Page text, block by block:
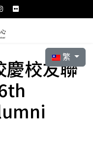
選擇你的語言
繁
慶校友聯